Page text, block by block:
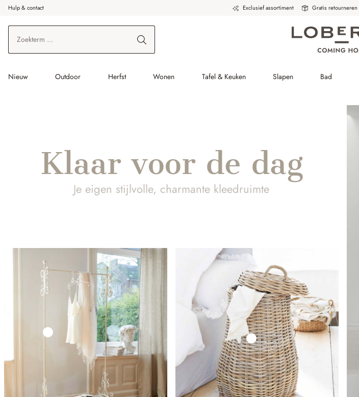
de hoofdinhoud
Ga naar zoeken
Ga naar de hoofdnavigatie
Hulp & contact Exclusief assortiment Gratis retourneren
Nieuw Outdoor Herfst Wonen Tafel & Keuken Slapen Bad
Klaar voor de dag
Je eigen stijlvolle, charmante kleedruimte